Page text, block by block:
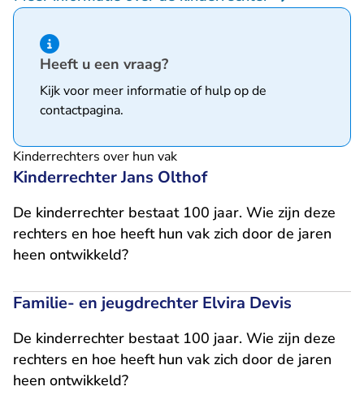
Hint van type informatie
Heeft u een vraag?
Kijk voor meer informatie of hulp op de
contactpagina.
Kinderrechters over hun vak
Kinderrechter Jans Olthof
De kinderrechter bestaat 100 jaar. Wie zijn deze
rechters en hoe heeft hun vak zich door de jaren
heen ontwikkeld?
​Familie- en jeugdrechter Elvira Devis
De kinderrechter bestaat 100 jaar. Wie zijn deze
rechters en hoe heeft hun vak zich door de jaren
heen ontwikkeld?